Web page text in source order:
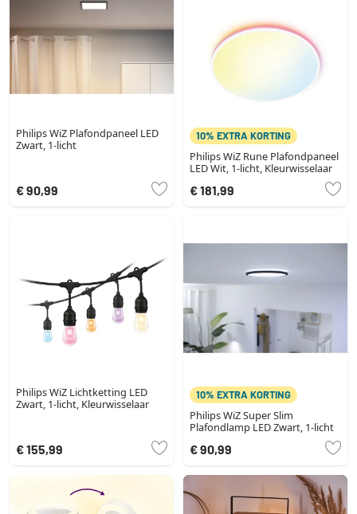
Philips WiZ Plafondpaneel LED
Zwart, 1-licht
€ 90,99
10% EXTRA KORTING
Philips WiZ Rune Plafondpaneel
LED Wit, 1-licht, Kleurwisselaar
€ 181,99
Philips WiZ Lichtketting LED
Zwart, 1-licht, Kleurwisselaar
€ 155,99
10% EXTRA KORTING
Philips WiZ Super Slim
Plafondlamp LED Zwart, 1-licht
€ 90,99